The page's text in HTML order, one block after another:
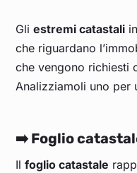
Gliestremi catastali
che riguardano
che vengono richiesti
Analizziamoli uno per
➡️ Foglio
Ilfoglio catastale